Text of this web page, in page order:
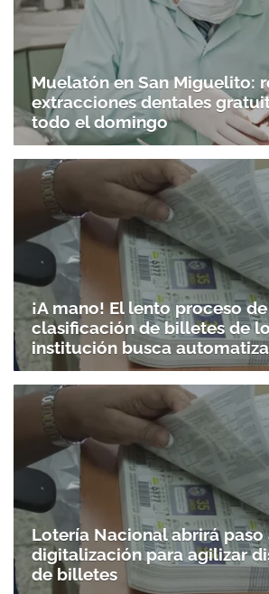
Muelatón en San Miguelito:
extracciones dentales
todo el domingo
¡A mano! El lento proceso de
clasificación de billetes de
institución busca
Lotería Nacional abrirá paso
digitalización para agilizar
de billetes